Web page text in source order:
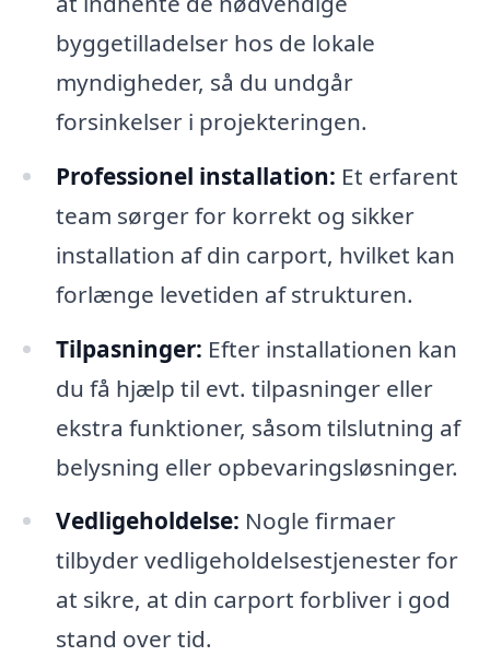
byggetilladelser hos de lokale
myndigheder, så du undgår
forsinkelser i projekteringen.
Professionel installation: Et erfarent
team sørger for korrekt og sikker
installation af din carport, hvilket kan
forlænge levetiden af strukturen.
Tilpasninger: Efter installationen kan
du få hjælp til evt. tilpasninger eller
ekstra funktioner, såsom tilslutning af
belysning eller opbevaringsløsninger.
Vedligeholdelse: Nogle firmaer
tilbyder vedligeholdelsestjenester for
at sikre, at din carport forbliver i god
stand over tid.